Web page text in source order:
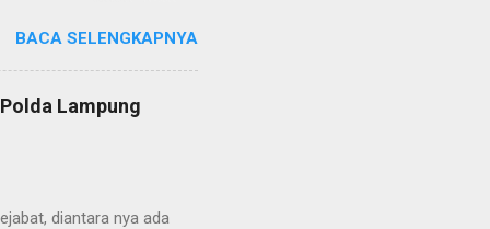
Taqwa, Jalan AH
Polres Metro
tepatnya di TL Taqwa
bongkar muat tepung
BACA SELENGKAPNYA
Lampung
diantara nya ada